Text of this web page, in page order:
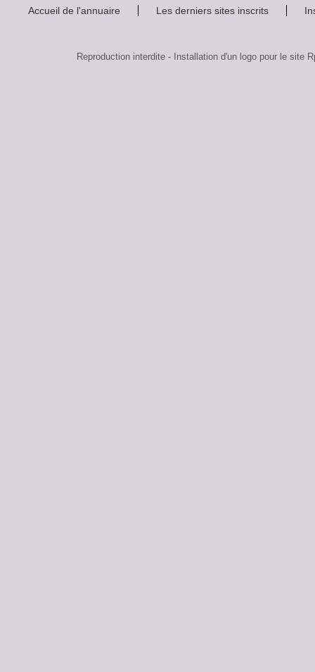
Accueil de l'annuaire Les derniers sites inscrits
Reproduction interdite - Installation d'un logo pour le site